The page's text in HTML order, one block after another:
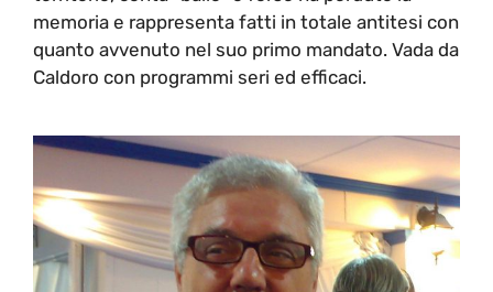
memoria e rappresenta fatti in totale antitesi con
quanto avvenuto nel suo primo mandato. Vada da
Caldoro con programmi seri ed efficaci.